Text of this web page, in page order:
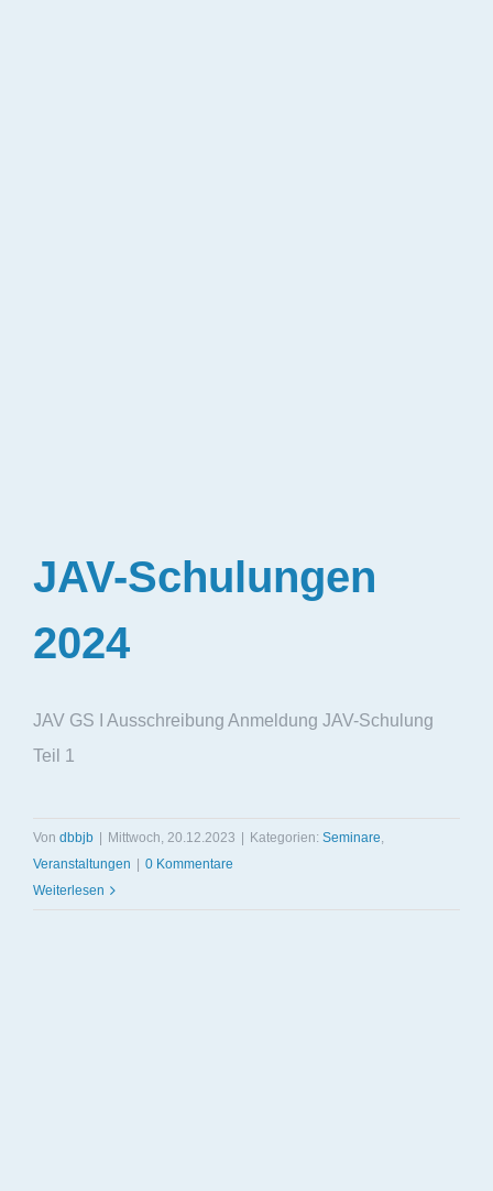
JAV-Schulungen
2024
JAV GS I Ausschreibung Anmeldung JAV-Schulung
Teil 1
Von dbbjb Mittwoch, 20.12.2023 Kategorien: Seminare,
Veranstaltungen
0 Kommentare
Weiterlesen